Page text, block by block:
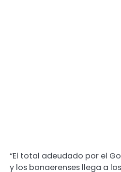
“El total adeudado por el
y los bonaerenses llega a